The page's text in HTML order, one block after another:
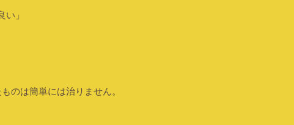
」
のは簡単には治りません。​